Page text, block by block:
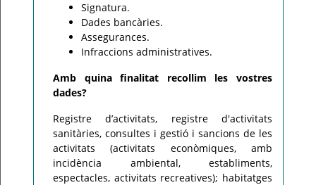
Signatura.
Dades bancàries.
Assegurances.
Infraccions administratives.
Amb quina finalitat recollim les vostres
dades?
Registre d’activitats, registre d'activitats
sanitàries, consultes i gestió i sancions de les
activitats (activitats econòmiques, amb
incidència ambiental, establiments,
espectacles, activitats recreatives); habitatges